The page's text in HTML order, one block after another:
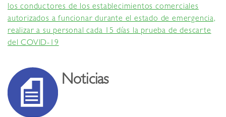
los conductores de los establecimientos comerciales
autorizados a funcionar durante el estado de emergencia,
realizar a su personal cada 15 días la prueba de descarte
del COVID-19
Noticias